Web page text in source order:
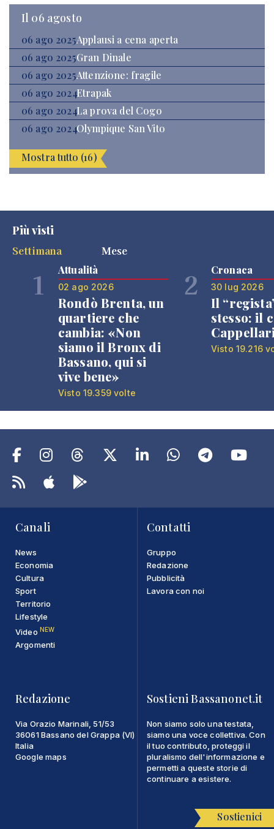
Il 06 agosto
06 ago 2025Applausi a cena aperta
06 ago 2025Gran Dinale
06 ago 2025Attenzione: fragile
06 ago 2024Etrapak
06 ago 2024La prova del Cogo
06 ago 2024Olympique San Vito
Mostra tutto (16)
Più visti
Settimana
Mese
1 Attualità
02 ago 2026
Rondò Brenta, un
quartiere che
cambia: «Non
siamo il Bronx di
Bassano, qui si
vive bene»
Visto 19.359 volte
2 Cronaca
30 lug 2026
Il
stesso: il
Visto 19.216
Canali
News
Economia
Cultura
Sport
Territorio
Lifestyle
Video NEW
Argomenti
Contatti
Gruppo
Redazione
Pubblicità
Lavora con noi
Redazione
Via Orazio Marinali, 51/53
36061 Bassano del Grappa (VI)
Italia
Google maps
Sostieni Bassanonet.it
Non siamo solo una testata,
siamo una voce collettiva. Con
il tuo contributo, proteggi il
pluralismo dell'informazione e
permetti a queste storie di
continuare a esistere.
Sostienici